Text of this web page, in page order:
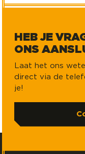
HEB JE
ONS
Laat het ons
direct via de
je!